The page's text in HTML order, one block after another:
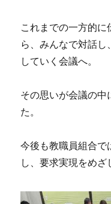
これまでの一方的
ら、みんなで対話
していく会議へ。
その思いが会議の中
た。
今後も教職員組合で
し、要求実現をめざ